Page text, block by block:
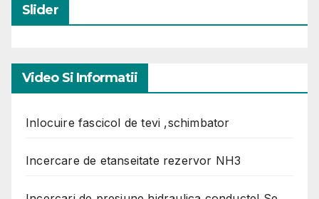
Slider
Video Si Informatii
Inlocuire fascicol de tevi ,schimbator
Incercare de etanseitate rezervor NH3